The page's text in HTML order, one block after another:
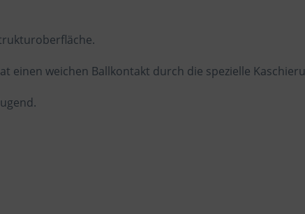
einen weichen Ballkontakt durch die spezielle